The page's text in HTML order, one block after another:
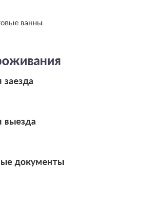
ванны
заезда
выезда
документы